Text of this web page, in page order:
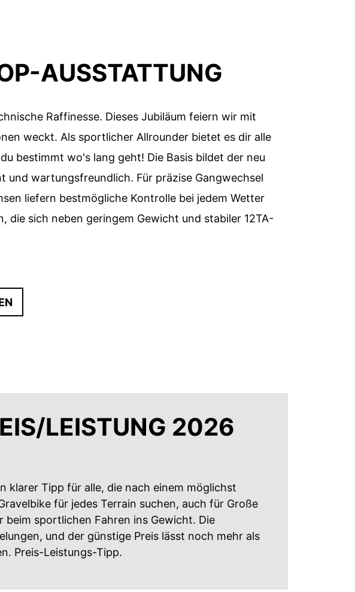
AUSSTATTUNG
Raffinesse. Dieses Jubiläum feiern wir mit
weckt. Als sportlicher Allrounder bietet es dir alle
bestimmt wo's lang geht! Die Basis bildet der neu
wartungsfreundlich. Für präzise Gangwechsel
liefern bestmögliche Kontrolle bei jedem Wetter
sich neben geringem Gewicht und stabiler 12TA-
LEISTUNG 2026
klarer Tipp für alle, die nach einem möglichst
für jedes Terrain suchen, auch für Große
sportlichen Fahren ins Gewicht. Die
und der günstige Preis lässt noch mehr als
Preis-Leistungs-Tipp.